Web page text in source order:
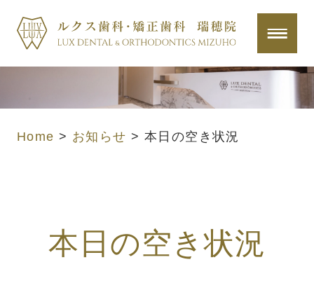
Home > お知らせ > 本日の空き状況
本日の空き状況